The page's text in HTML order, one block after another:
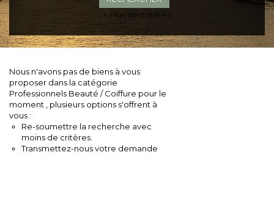
+ Plus de critères
Nous n'avons pas de biens à vous
proposer dans la catégorie
Professionnels Beauté / Coiffure pour le
moment , plusieurs options s'offrent à
vous :
Re-soumettre la recherche avec
moins de critères.
Transmettez-nous votre demande